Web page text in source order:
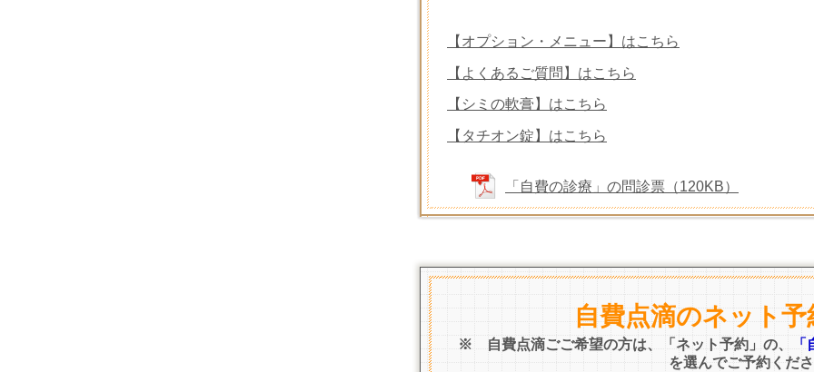
【オプション・メニュー】はこちら
【よくあるご質問】はこちら
【シミの軟膏】はこちら
【タチオン錠】はこちら
「自費の診療」の問診票（120KB）
自費点滴のネット
※ 自費点滴ごご希望の方は、「ネット予約」の、
を選んでご予約くださ